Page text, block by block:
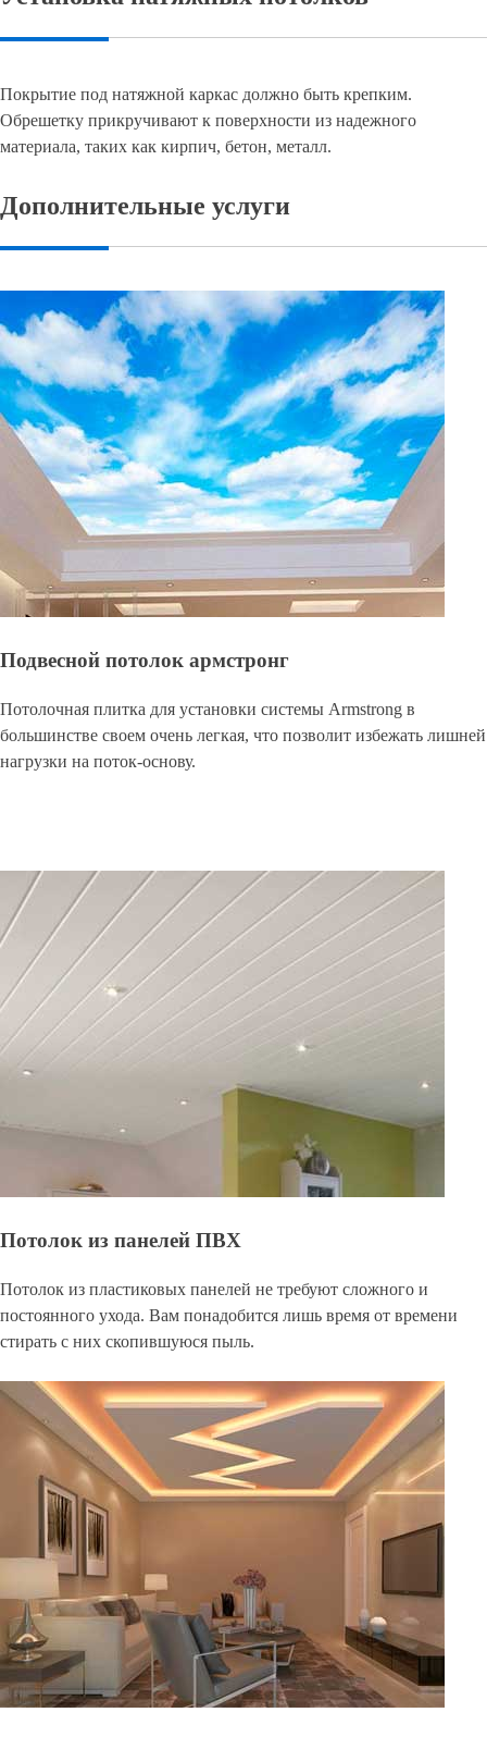
Покрытие под натяжной каркас должно быть крепким.
Обрешетку прикручивают к поверхности из надежного
материала, таких как кирпич, бетон, металл.
Дополнительные услуги
Подвесной потолок армстронг
Потолочная плитка для установки системы Armstrong в
большинстве своем очень легкая, что позволит избежать лишней
нагрузки на поток-основу.
Потолок из панелей ПВХ
Потолок из пластиковых панелей не требуют сложного и
постоянного ухода. Вам понадобится лишь время от времени
стирать с них скопившуюся пыль.